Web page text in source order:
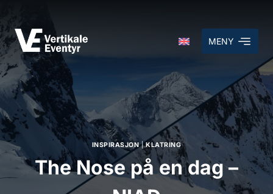
MENY
INSPIRASJON|KLATRING
The Nose på en dag –